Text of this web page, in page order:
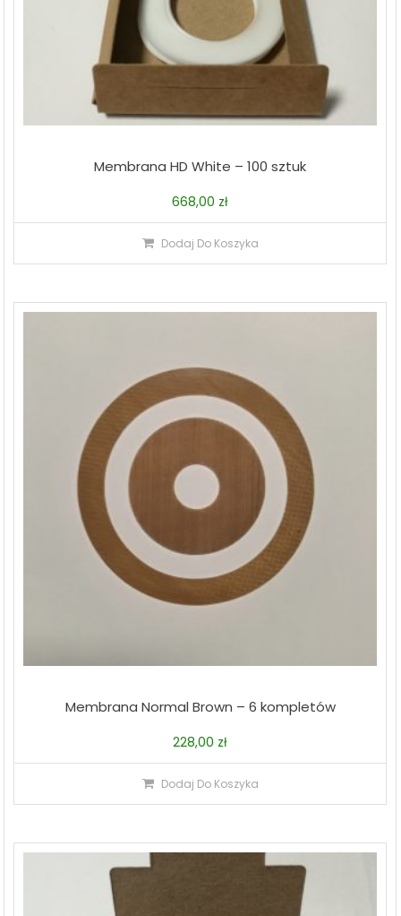
Membrana HD White – 100 sztuk
668,00 zł
Dodaj Do Koszyka
Membrana Normal Brown – 6 kompletów
228,00 zł
Dodaj Do Koszyka